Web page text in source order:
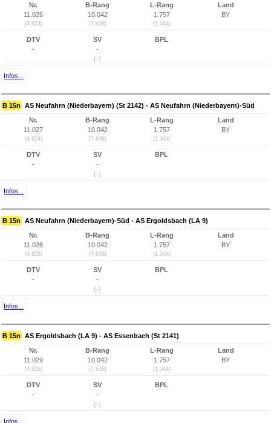
Nr.
11.026
(4.823)
B-Rang
10.042
(7.638)
L-Rang
1.757
(1.344)
Land
BY
DTV
-
SV
-
(-)
BPL
Infos...
B 15n AS Neufahrn (Niederbayern) (St 2142) - AS Neufahrn (Niederbayern)-Süd
Nr.
11.027
(4.824)
B-Rang
10.042
(7.638)
L-Rang
1.757
(1.344)
Land
BY
DTV
-
SV
-
(-)
BPL
Infos...
B 15n AS Neufahrn (Niederbayern)-Süd - AS Ergoldsbach (LA 9)
Nr.
11.028
(4.825)
B-Rang
10.042
(7.638)
L-Rang
1.757
(1.344)
Land
BY
DTV
-
SV
-
(-)
BPL
Infos...
B 15n AS Ergoldsbach (LA 9) - AS Essenbach (St 2141)
Nr.
11.029
(4.826)
B-Rang
10.042
(7.638)
L-Rang
1.757
(1.344)
Land
BY
DTV
-
SV
-
(-)
BPL
Infos...